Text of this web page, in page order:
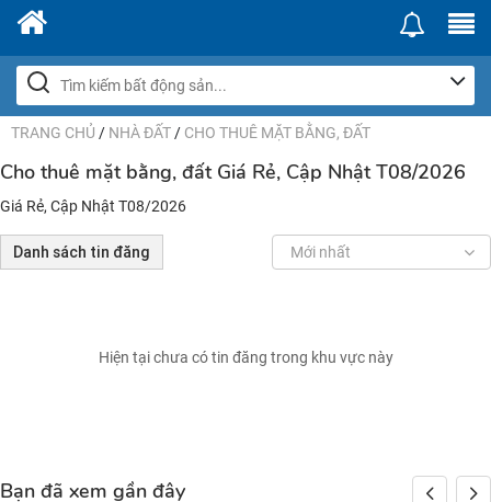
TRANG CHỦ / NHÀ ĐẤT / CHO THUÊ MẶT BẰNG, ĐẤT
Cho thuê mặt bằng, đất Giá Rẻ, Cập Nhật T08/2026
Giá Rẻ, Cập Nhật T08/2026
Danh sách tin đăng Mới nhất
Hiện tại chưa có tin đăng trong khu vực này
Bạn đã xem gần đây